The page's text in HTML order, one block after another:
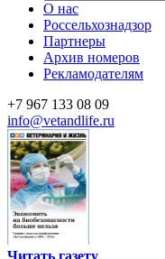
О нас
Россельхознадзор
Партнеры
Архив номеров
Рекламодателям
+7 967 133 08 09
info@vetandlife.ru
Читать газету